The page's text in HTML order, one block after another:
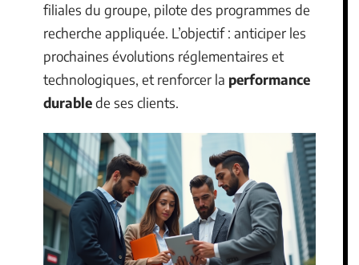
filiales du groupe, pilote des programmes de
recherche appliquée. L’objectif : anticiper les
prochaines évolutions réglementaires et
technologiques, et renforcer la performance
durablede ses clients.